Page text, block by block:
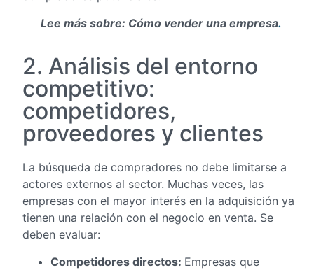
Lee más sobre: Cómo vender una empresa.
2. Análisis del entorno
competitivo:
competidores,
proveedores y clientes
La búsqueda de compradores no debe limitarse a
actores externos al sector. Muchas veces, las
empresas con el mayor interés en la adquisición ya
tienen una relación con el negocio en venta. Se
deben evaluar:
Competidores directos: Empresas que